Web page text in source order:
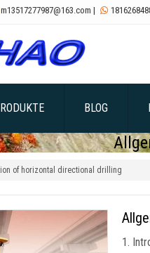
m13517277987@163.com | 
BLOG
of horizontal directional drilling
1.